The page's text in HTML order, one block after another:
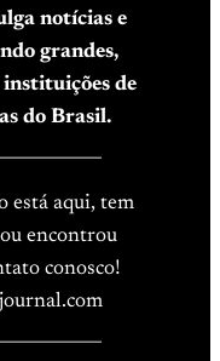
notícias e
grandes,
de
do Brasil.
está aqui, tem
encontrou
conosco!